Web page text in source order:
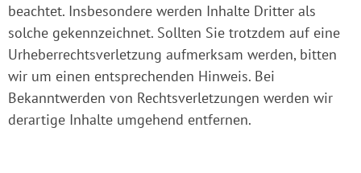
beachtet. Insbesondere werden Inhalte Dritter als
solche gekennzeichnet. Sollten Sie trotzdem auf eine
Urheberrechtsverletzung aufmerksam werden, bitten
wir um einen entsprechenden Hinweis. Bei
Bekanntwerden von Rechtsverletzungen werden wir
derartige Inhalte umgehend entfernen.